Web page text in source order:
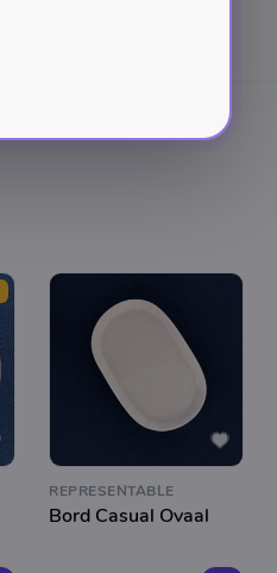
REPRESENTABLE
Bord Casual Ovaal